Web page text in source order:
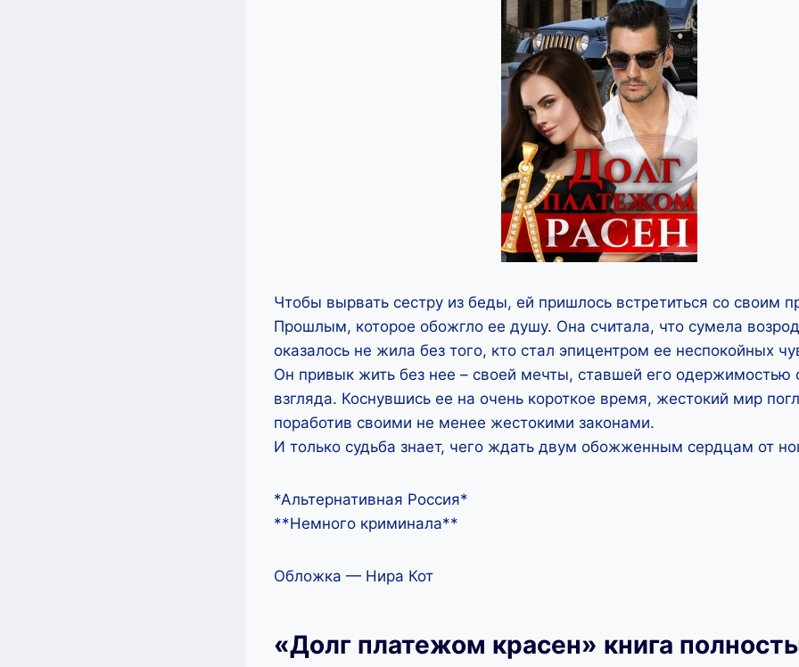
Чтобы вырвать сестру из беды, ей пришлось встретиться со своим
Прошлым, которое обожгло ее душу. Она считала, что сумела
оказалось не жила без того, кто стал эпицентром ее неспокойных
Он привык жить без нее – своей мечты, ставшей его одержимостью
взгляда. Коснувшись ее на очень короткое время, жестокий мир
поработив своими не менее жестокими законами.
И только судьба знает, чего ждать двум обожженным сердцам от
*Альтернативная Россия*
**Немного криминала**
Обложка — Нира Кот
«Долг платежом красен» книга